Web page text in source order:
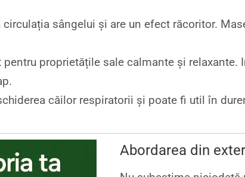
circulația sângelui și are un efect răcoritor.
pentru proprietățile sale calmante și relaxante.
căilor respiratorii și poate fi util în
Abordarea din